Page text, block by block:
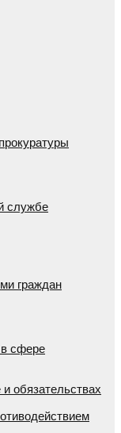
службе
граждан
сфере
обязательствах